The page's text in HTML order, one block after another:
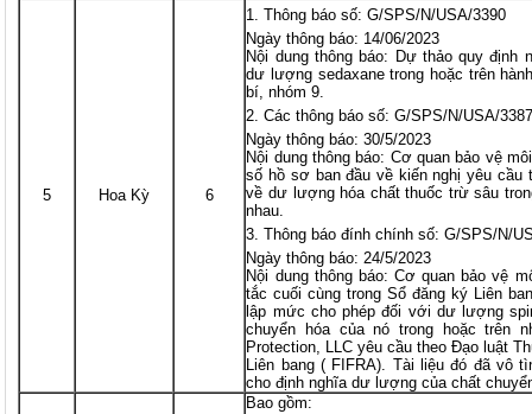
5 Hoa Kỳ 6
Thông báo số: G/SPS/N/USA/3390
Ngày thông báo: 14/06/2023
Nội dung thông báo: Dự thảo quy
dư lượng sedaxane trong hoặc trên
bí, nhóm 9.
Các thông báo số: G/SPS/N/USA/
Ngày thông báo: 30/5/2023
Nội dung thông báo: Cơ quan bảo vệ
số hồ sơ ban đầu về kiến nghị yêu cầu
về dư lượng hóa chất thuốc trừ sâu
nhau.
Thông báo đính chính số: G/SPS/N/
Ngày thông báo: 24/5/2023
Nội dung thông báo: Cơ quan bảo vệ
tắc cuối cùng trong Sổ đăng ký Liên
lập mức cho phép đối với dư lượng
chuyển hóa của nó trong hoặc trên
Protection, LLC yêu cầu theo Đạo luật
Liên bang ( FIFRA). Tài liệu đó đã vô
cho định nghĩa dư lượng của chất
Bao gồm: